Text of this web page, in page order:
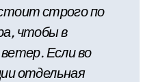
строго по
чтобы в
Если во
отдельная